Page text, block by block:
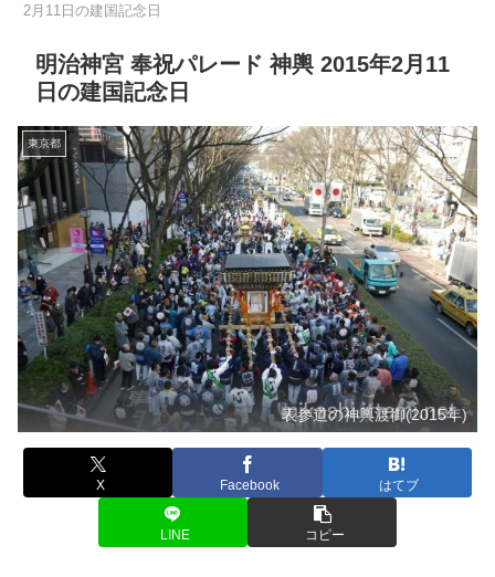
2月11日の建国記念日
明治神宮 奉祝パレード 神輿 2015年2月11
日の建国記念日
東京都
表参道の神輿渡御(2015年)
X Facebook はてブ
LINE コピー